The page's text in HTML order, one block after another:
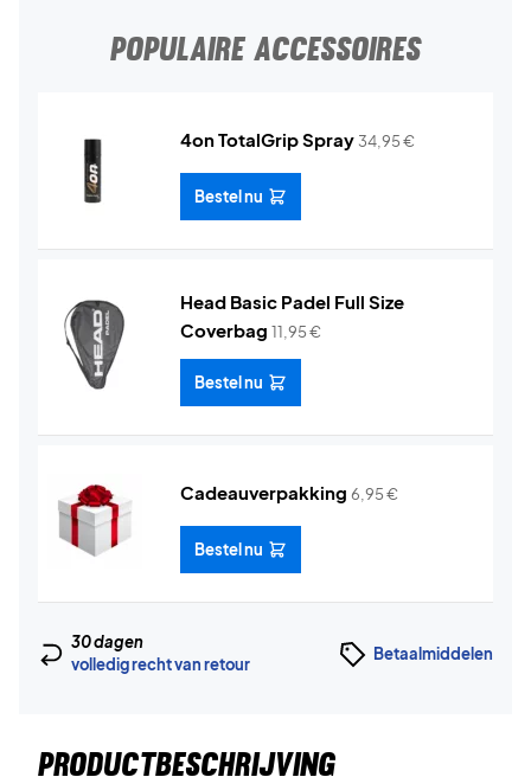
POPULAIRE ACCESSOIRES
4on TotalGrip Spray 34,95€
Bestel nu
Head Basic Padel Full Size
Coverbag 11,95€
Bestel nu
Cadeauverpakking 6,95€
Bestel nu
30 dagen
volledig recht van retour
Betaalmiddelen
PRODUCTBESCHRIJVING